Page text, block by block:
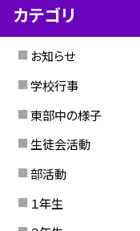
カテゴリ
お知らせ
学校行事
東部中の様子
生徒会活動
部活動
１年生